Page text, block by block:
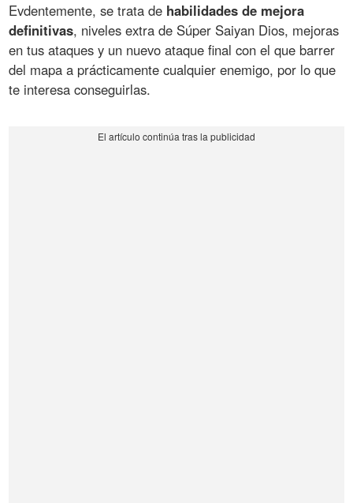
Evdentemente, se trata de habilidades de mejora
definitivas, niveles extra de Súper Saiyan Dios, mejoras
en tus ataques y un nuevo ataque final con el que barrer
del mapa a prácticamente cualquier enemigo, por lo que
te interesa conseguirlas.